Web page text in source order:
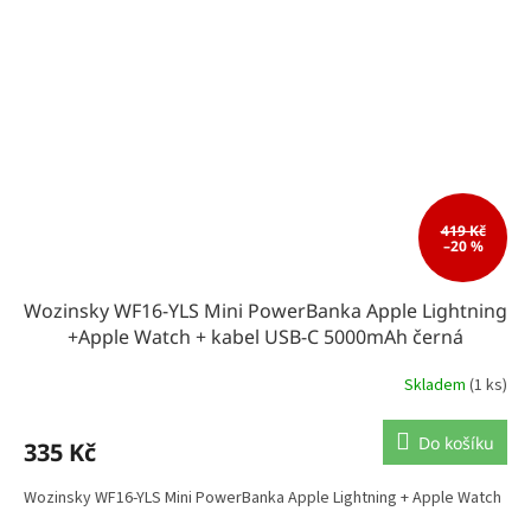
419 Kč
–20 %
Wozinsky WF16-YLS Mini PowerBanka Apple Lightning
+Apple Watch + kabel USB-C 5000mAh černá
Skladem (1 ks)
335 Kč Do košíku
Wozinsky WF16-YLS Mini PowerBanka Apple Lightning + Apple Watch